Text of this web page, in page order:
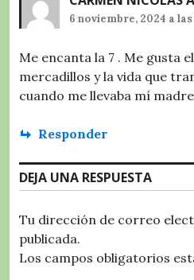
6 noviembre, 2024 a
Me encanta la 7 . Me gusta
mercadillos y la vida que
cuando me llevaba mí
Responder
DEJA UNA RESPUESTA
Tu dirección de correo
publicada.
Los campos obligatorios